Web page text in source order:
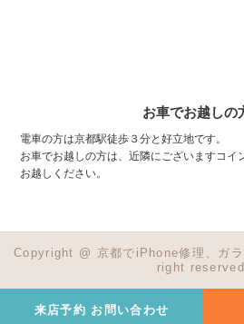
お車でお越しの
電車の方は京都駅徒歩３分と好立地です。
お車でお越しの方は、近隣にございますコイ
お越しください。
Copyright @ 京都でiPhone修理、ガ
right
来店予約 お問い合わせ